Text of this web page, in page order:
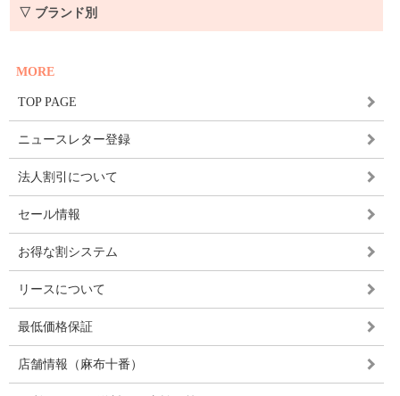
▽ ブランド別
MORE
TOP PAGE
ニュースレター登録
法人割引について
セール情報
お得な割システム
リースについて
最低価格保証
店舗情報（麻布十番）